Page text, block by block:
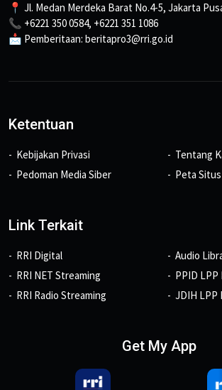
📍 Jl. Medan Merdeka Barat No.4-5, Jakarta
📞 +6221 350 0584, +6221 351 1086
📩 Pemberitaan: beritapro3@rri.go.id
Ketentuan
Kebijakan Privasi
Pedoman Media Siber
Tentang
Peta Situs
Link Terkait
RRI Digital
RRI NET Streaming
RRI Radio Streaming
Audio
PPID LPP
JDIH LPP
Get My App